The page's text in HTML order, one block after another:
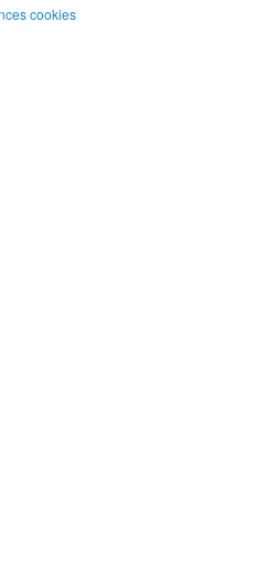
cookies